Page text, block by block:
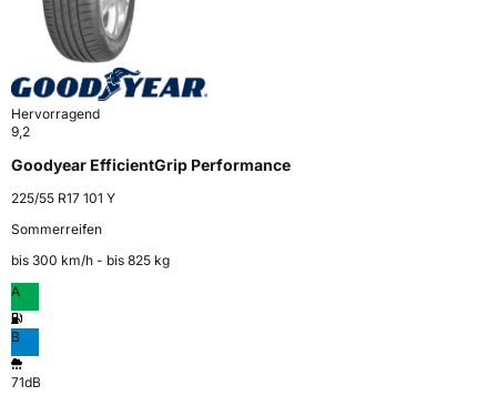
Hervorragend
9,2
Goodyear EfficientGrip Performance
225/55 R17 101 Y
Sommerreifen
bis 300 km⁠/⁠h - bis 825 kg
A
B
71dB